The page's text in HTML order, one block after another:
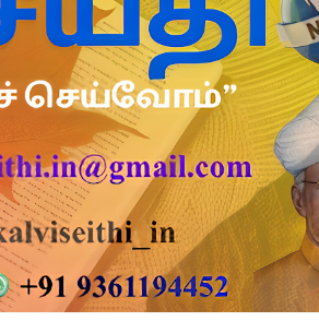
கணக்கீடு – புதிய தெளிவுரை: முக்கிய
24.08.2026 அன்று நடைபெறுகிறது
CEO சுற்றறிக்கை வெளியீடு
- கல்வி, வேலைவாய்ப்பு, மகளிர் நலன் &
- தொடக்கக் கல்வித் துறை
தற்காலிக மதிப்பெண் சான்றிதழ்